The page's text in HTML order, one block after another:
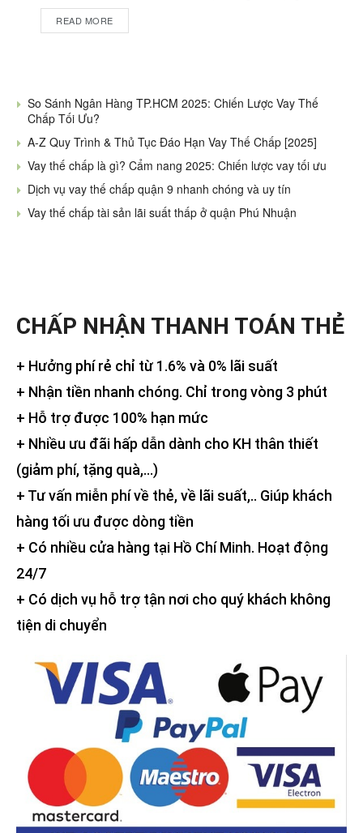
READ MORE
So Sánh Ngân Hàng TP.HCM 2025: Chiến Lược Vay Thế
Chấp Tối Ưu?
A-Z Quy Trình & Thủ Tục Đáo Hạn Vay Thế Chấp [2025]
Vay thế chấp là gì? Cẩm nang 2025: Chiến lược vay tối ưu
Dịch vụ vay thế chấp quận 9 nhanh chóng và uy tín
Vay thế chấp tài sản lãi suất thấp ở quận Phú Nhuận
CHẤP NHẬN THANH TOÁN THẺ
+ Hưởng phí rẻ chỉ từ 1.6% và 0% lãi suất
+ Nhận tiền nhanh chóng. Chỉ trong vòng 3 phút
+ Hỗ trợ được 100% hạn mức
+ Nhiều ưu đãi hấp dẫn dành cho KH thân thiết
(giảm phí, tặng quà,…)
+ Tư vấn miễn phí về thẻ, về lãi suất,.. Giúp khách
hàng tối ưu được dòng tiền
+ Có nhiều cửa hàng tại Hồ Chí Minh. Hoạt động
24/7
+ Có dịch vụ hỗ trợ tận nơi cho quý khách không
tiện di chuyển